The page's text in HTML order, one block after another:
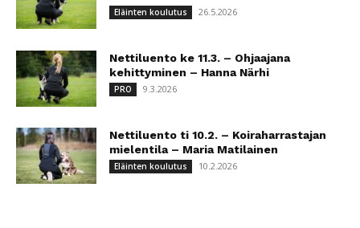
Eläinten koulutus 26.5.2026
Nettiluento ke 11.3. – Ohjaajana
kehittyminen – Hanna Närhi
PRO 9.3.2026
Nettiluento ti 10.2. – Koiraharrastajan
mielentila – Maria Matilainen
Eläinten koulutus 10.2.2026